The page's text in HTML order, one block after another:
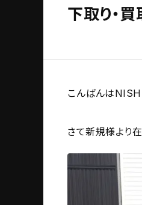
下取り・買
こんばんは
さて新規様より